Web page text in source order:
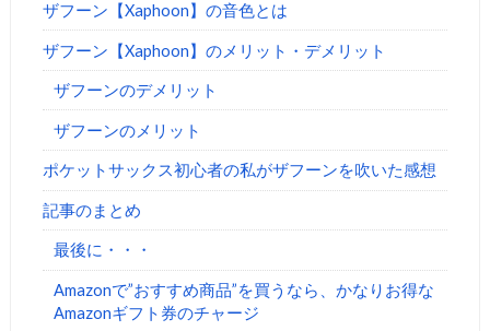
ザフーン【Xaphoon】の音色とは
ザフーン【Xaphoon】のメリット・デメリット
ザフーンのデメリット
ザフーンのメリット
ポケットサックス初心者の私がザフーンを吹いた感想
記事のまとめ
最後に・・・
Amazonで”おすすめ商品”を買うなら、かなりお得な
Amazonギフト券のチャージ